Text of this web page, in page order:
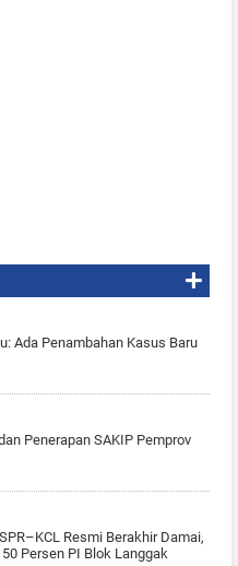
Ada Penambahan Kasus Baru
Penerapan SAKIP Pemprov
Resmi Berakhir Damai,
Persen PI Blok Langgak